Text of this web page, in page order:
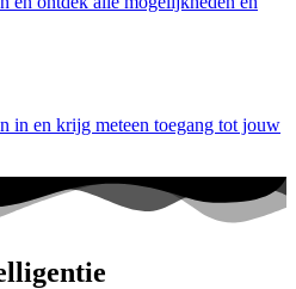
in en krijg meteen toegang tot jouw